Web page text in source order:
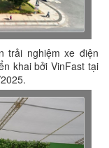
trải nghiệm xe điện
khai bởi VinFast tại